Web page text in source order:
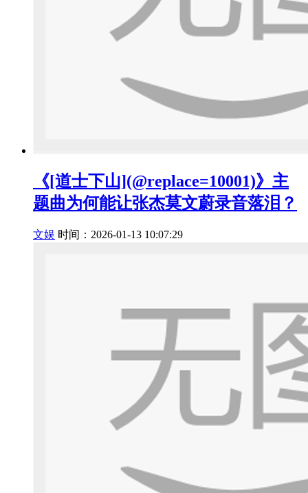
《[道士下山](@replace=10001)》主
题曲为何能让张杰莫文蔚录音落泪？
文娱 时间：2026-01-13 10:07:29